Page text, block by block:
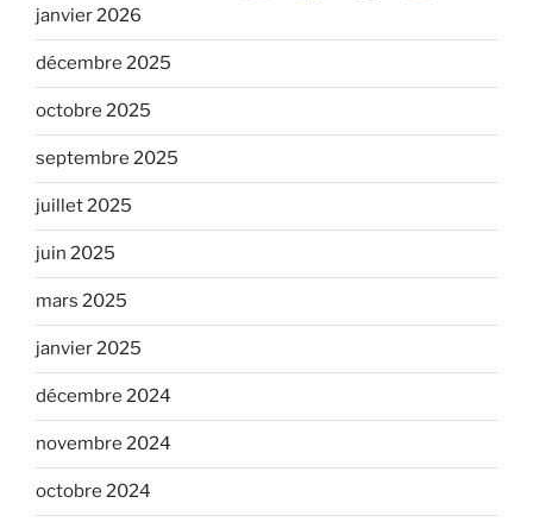
janvier 2026
décembre 2025
octobre 2025
septembre 2025
juillet 2025
juin 2025
mars 2025
janvier 2025
décembre 2024
novembre 2024
octobre 2024